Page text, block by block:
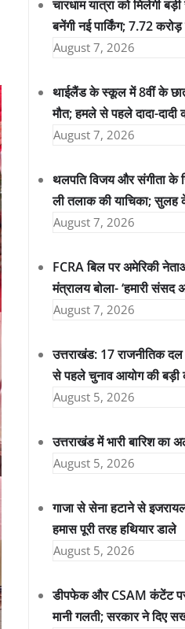
चारधाम यात्रा को मिलेगी
बनेंगी नई पार्किंग; 7.72
August 7, 2026
थाईलैंड के स्कूल में 8वीं के
मौत; हमले से पहले दादा-दादी
August 7, 2026
थलपति विजय और संगीता के
ली तलाक की याचिका;
August 7, 2026
FCRA बिल पर अमेरिकी
मंत्रालय बोला- ‘हमारी
August 7, 2026
उत्तराखंड: 17 राजनीतिक
से पहले चुनाव आयोग की बड़ी
August 5, 2026
उत्तराखंड में भारी बारिश का
August 5, 2026
गाजा से सेना हटाने से
हमास पूरी तरह हथियार डाले
August 5, 2026
डीपफेक और CSAM कंटेंट पर
मानी गलती; सरकार ने दिए